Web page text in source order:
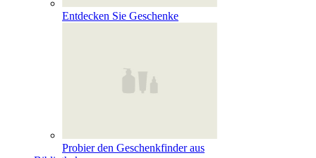
Entdecken Sie Geschenke
Probier den Geschenkfinder aus